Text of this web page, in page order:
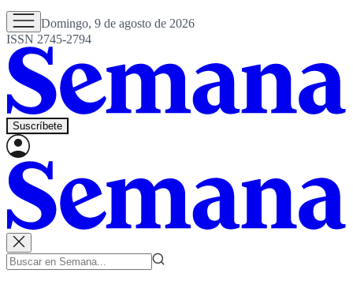
Domingo, 9 de agosto de 2026
ISSN 2745-2794
Suscríbete